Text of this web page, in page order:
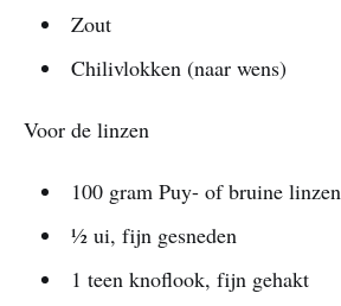
Zout
Chilivlokken (naar wens)
Voor de linzen
100 gram Puy- of bruine linzen
½ ui, fijn gesneden
1 teen knoflook, fijn gehakt